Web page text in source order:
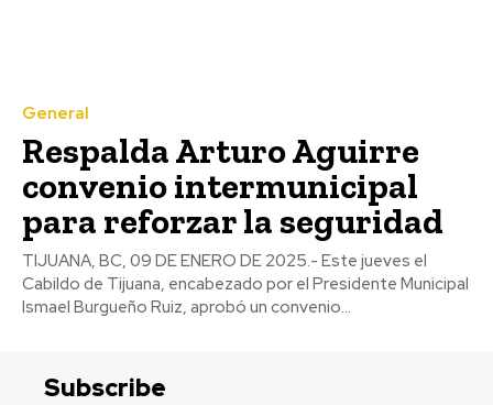
General
Respalda Arturo Aguirre
convenio intermunicipal
para reforzar la seguridad
TIJUANA, BC, 09 DE ENERO DE 2025.- Este jueves el
Cabildo de Tijuana, encabezado por el Presidente Municipal
Ismael Burgueño Ruiz, aprobó un convenio...
Subscribe